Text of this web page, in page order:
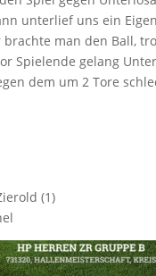
unterlief uns ein
man den Ball,
Spielende gelang
dem um 2 Tore
(1)